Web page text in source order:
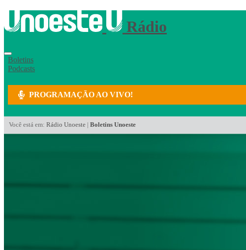
Rádio
Boletins
Podcasts
PROGRAMAÇÃO AO VIVO!
Você está em: Rádio Unoeste | Boletins Unoeste